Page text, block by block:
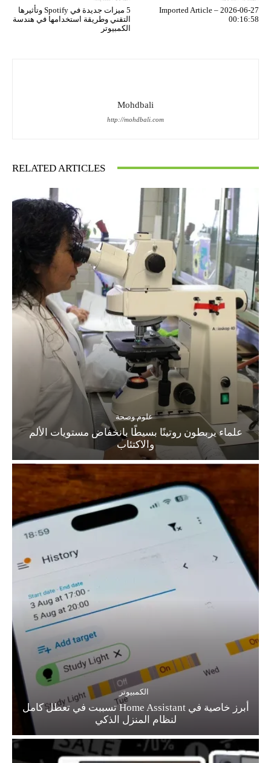
5 ميزات جديدة في Spotify وتأثيرها
التقني وطريقة استخدامها في هندسة
الكمبيوتر
Imported Article – 2026-06-27
00:16:58
Mohdbali
http://mohdbali.com
RELATED ARTICLES
علوم وصحة
علماء يربطون روتينًا بسيطًا بانخفاض مستويات الألم
والاكتئاب
الكمبيوتر
أبرز خاصية في Home Assistant تسببت في تعطل كامل
لنظام المنزل الذكي